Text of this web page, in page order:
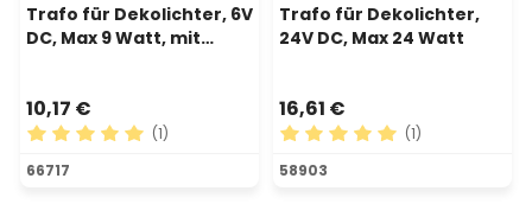
Trafo für Dekolichter, 6V
DC, Max 9 Watt, mit
10,17 €
Durchschnittliche Bewertung von 5 von 5 Sternen
(1)
66717
Trafo für Dekolichter,
24V DC, Max 24 Watt
16,61 €
Durchschnittliche
(1)
58903